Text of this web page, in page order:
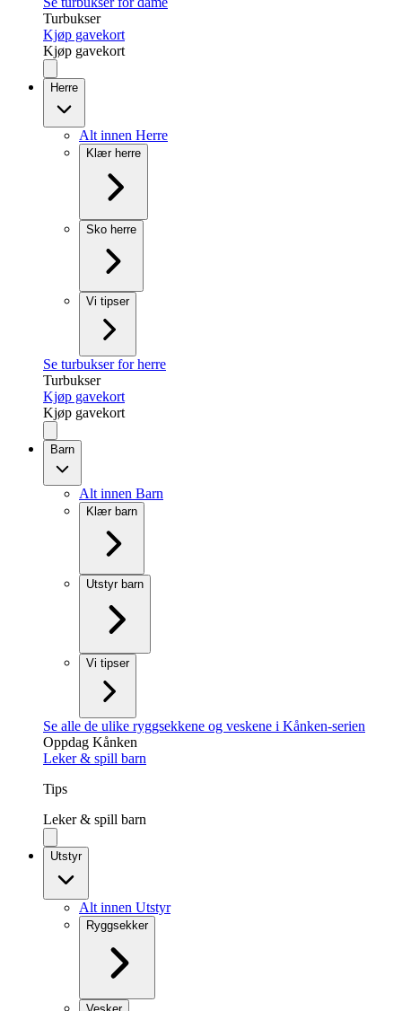
Turbukser
Kjøp gavekort
Kjøp gavekort
Herre
Alt innen Herre
Klær herre
Sko herre
Vi tipser
Se turbukser for herre
Turbukser
Kjøp gavekort
Kjøp gavekort
Barn
Alt innen Barn
Klær barn
Utstyr barn
Vi tipser
Se alle de ulike ryggsekkene og veskene i Kånken-serien
Oppdag Kånken
Leker & spill barn
Tips
Leker & spill barn
Utstyr
Alt innen Utstyr
Ryggsekker